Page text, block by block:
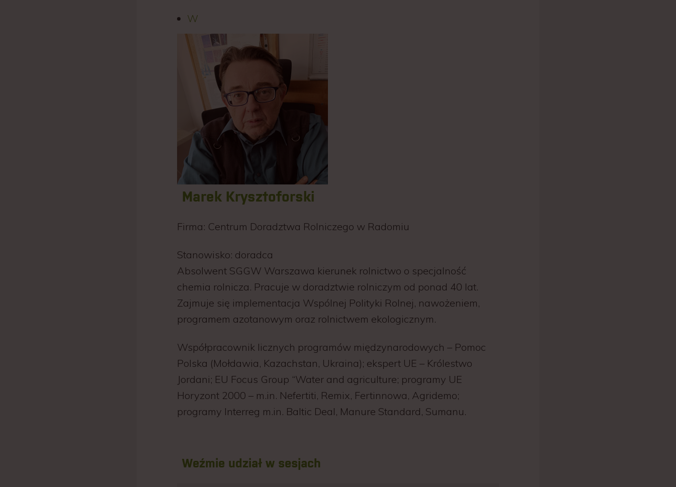
W
Marek Krysztoforski
Firma: Centrum Doradztwa Rolniczego w Radomiu
Stanowisko: doradca
Absolwent SGGW Warszawa kierunek rolnictwo o specjalność
chemia rolnicza. Pracuje w doradztwie rolniczym od ponad 40 lat.
Zajmuje się implementacja Wspólnej Polityki Rolnej, nawożeniem,
programem azotanowym oraz rolnictwem ekologicznym.
Współpracownik licznych programów międzynarodowych – Pomoc
Polska (Mołdawia, Kazachstan, Ukraina); ekspert UE – Królestwo
Jordani; EU Focus Group “Water and agriculture; programy UE
Horyzont 2000 – m.in. Nefertiti, Remix, Fertinnowa, Agridemo;
programy Interreg m.in. Baltic Deal, Manure Standard, Sumanu.
Weźmie udział w sesjach